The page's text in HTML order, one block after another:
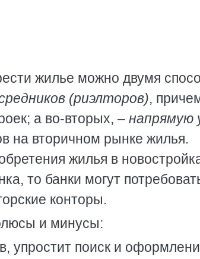
жилье можно двумя
(риэлторов),
а во-вторых, – напрямую
на вторичном рынке жилья.
жилья в
то банки могут
конторы.
и минусы:
упростит поиск и